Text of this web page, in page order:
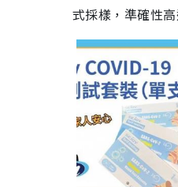
式採樣，準確性